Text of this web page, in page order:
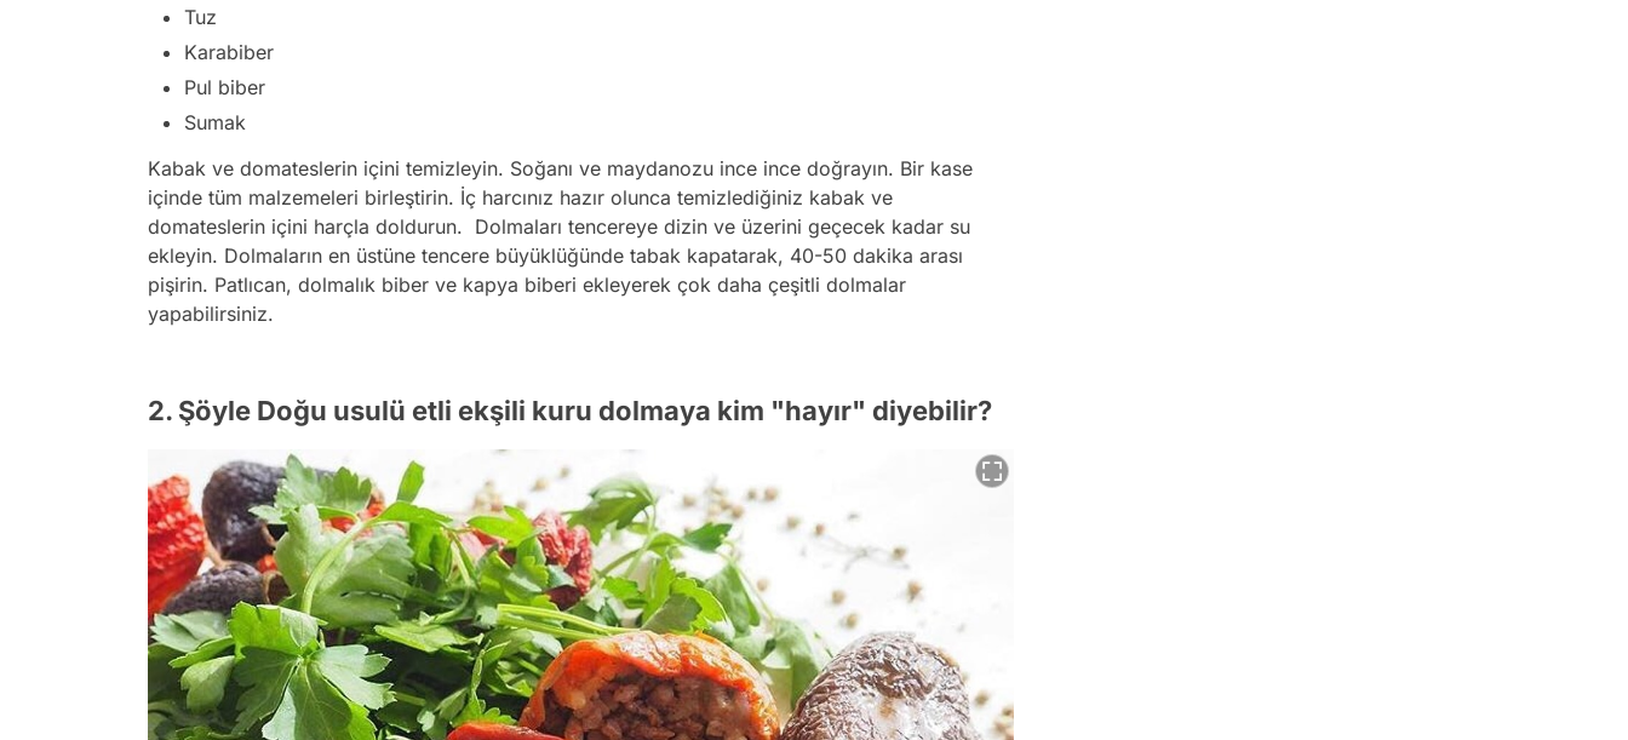
Tuz
Karabiber
Pul biber
Sumak
Kabak ve domateslerin içini temizleyin. Soğanı ve maydanozu ince ince doğrayın. Bir kase
içinde tüm malzemeleri birleştirin. İç harcınız hazır olunca temizlediğiniz kabak ve
domateslerin içini harçla doldurun. Dolmaları tencereye dizin ve üzerini geçecek kadar su
ekleyin. Dolmaların en üstüne tencere büyüklüğünde tabak kapatarak, 40-50 dakika arası
pişirin. Patlıcan, dolmalık biber ve kapya biberi ekleyerek çok daha çeşitli dolmalar
yapabilirsiniz.
2. Şöyle Doğu usulü etli ekşili kuru dolmaya kim "hayır" diyebilir?